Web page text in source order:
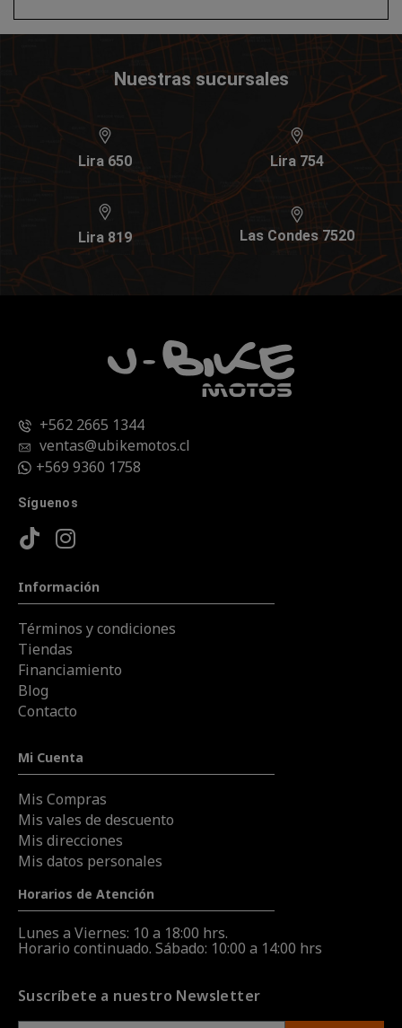
Nuestras sucursales
Lira 650 Lira 754
Lira 819 Las Condes 7520
+562 2665 1344
ventas@ubikemotos.cl
+569 9360 1758
Síguenos
Información
Términos y condiciones
Tiendas
Financiamiento
Blog
Contacto
Mi Cuenta
Mis Compras
Mis vales de descuento
Mis direcciones
Mis datos personales
Horarios de Atención
Lunes a Viernes: 10 a 18:00 hrs.
Horario continuado. Sábado: 10:00 a 14:00 hrs
Suscríbete a nuestro Newsletter